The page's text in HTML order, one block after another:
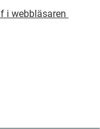
i webbläsaren